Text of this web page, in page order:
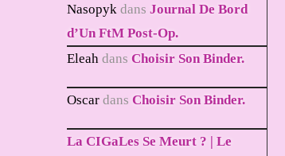
Nasopyk dans Journal De Bord
d’Un FtM Post-Op.
Eleah dans Choisir Son Binder.
Oscardans Choisir Son Binder.
La CIGaLes Se Meurt ? | Le